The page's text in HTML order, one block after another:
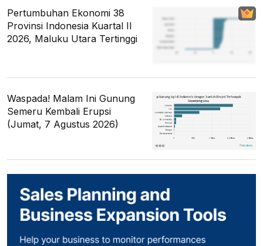
Pertumbuhan Ekonomi 38
Provinsi Indonesia Kuartal II
2026, Maluku Utara Tertinggi
Waspada! Malam Ini Gunung
Semeru Kembali Erupsi
(Jumat, 7 Agustus 2026)